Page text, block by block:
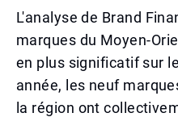
L'analyse de Brand
marques du Moyen-
en plus significatif sur
année, les neuf
la région ont